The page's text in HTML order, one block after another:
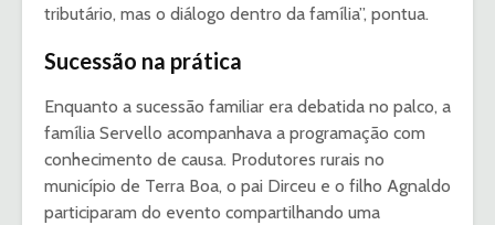
tributário, mas o diálogo dentro da família”, pontua.
Sucessão na prática
Enquanto a sucessão familiar era debatida no palco, a
família Servello acompanhava a programação com
conhecimento de causa. Produtores rurais no
município de Terra Boa, o pai Dirceu e o filho Agnaldo
participaram do evento compartilhando uma